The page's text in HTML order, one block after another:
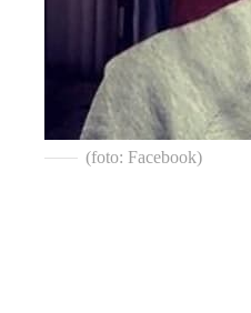
(foto: Facebook)